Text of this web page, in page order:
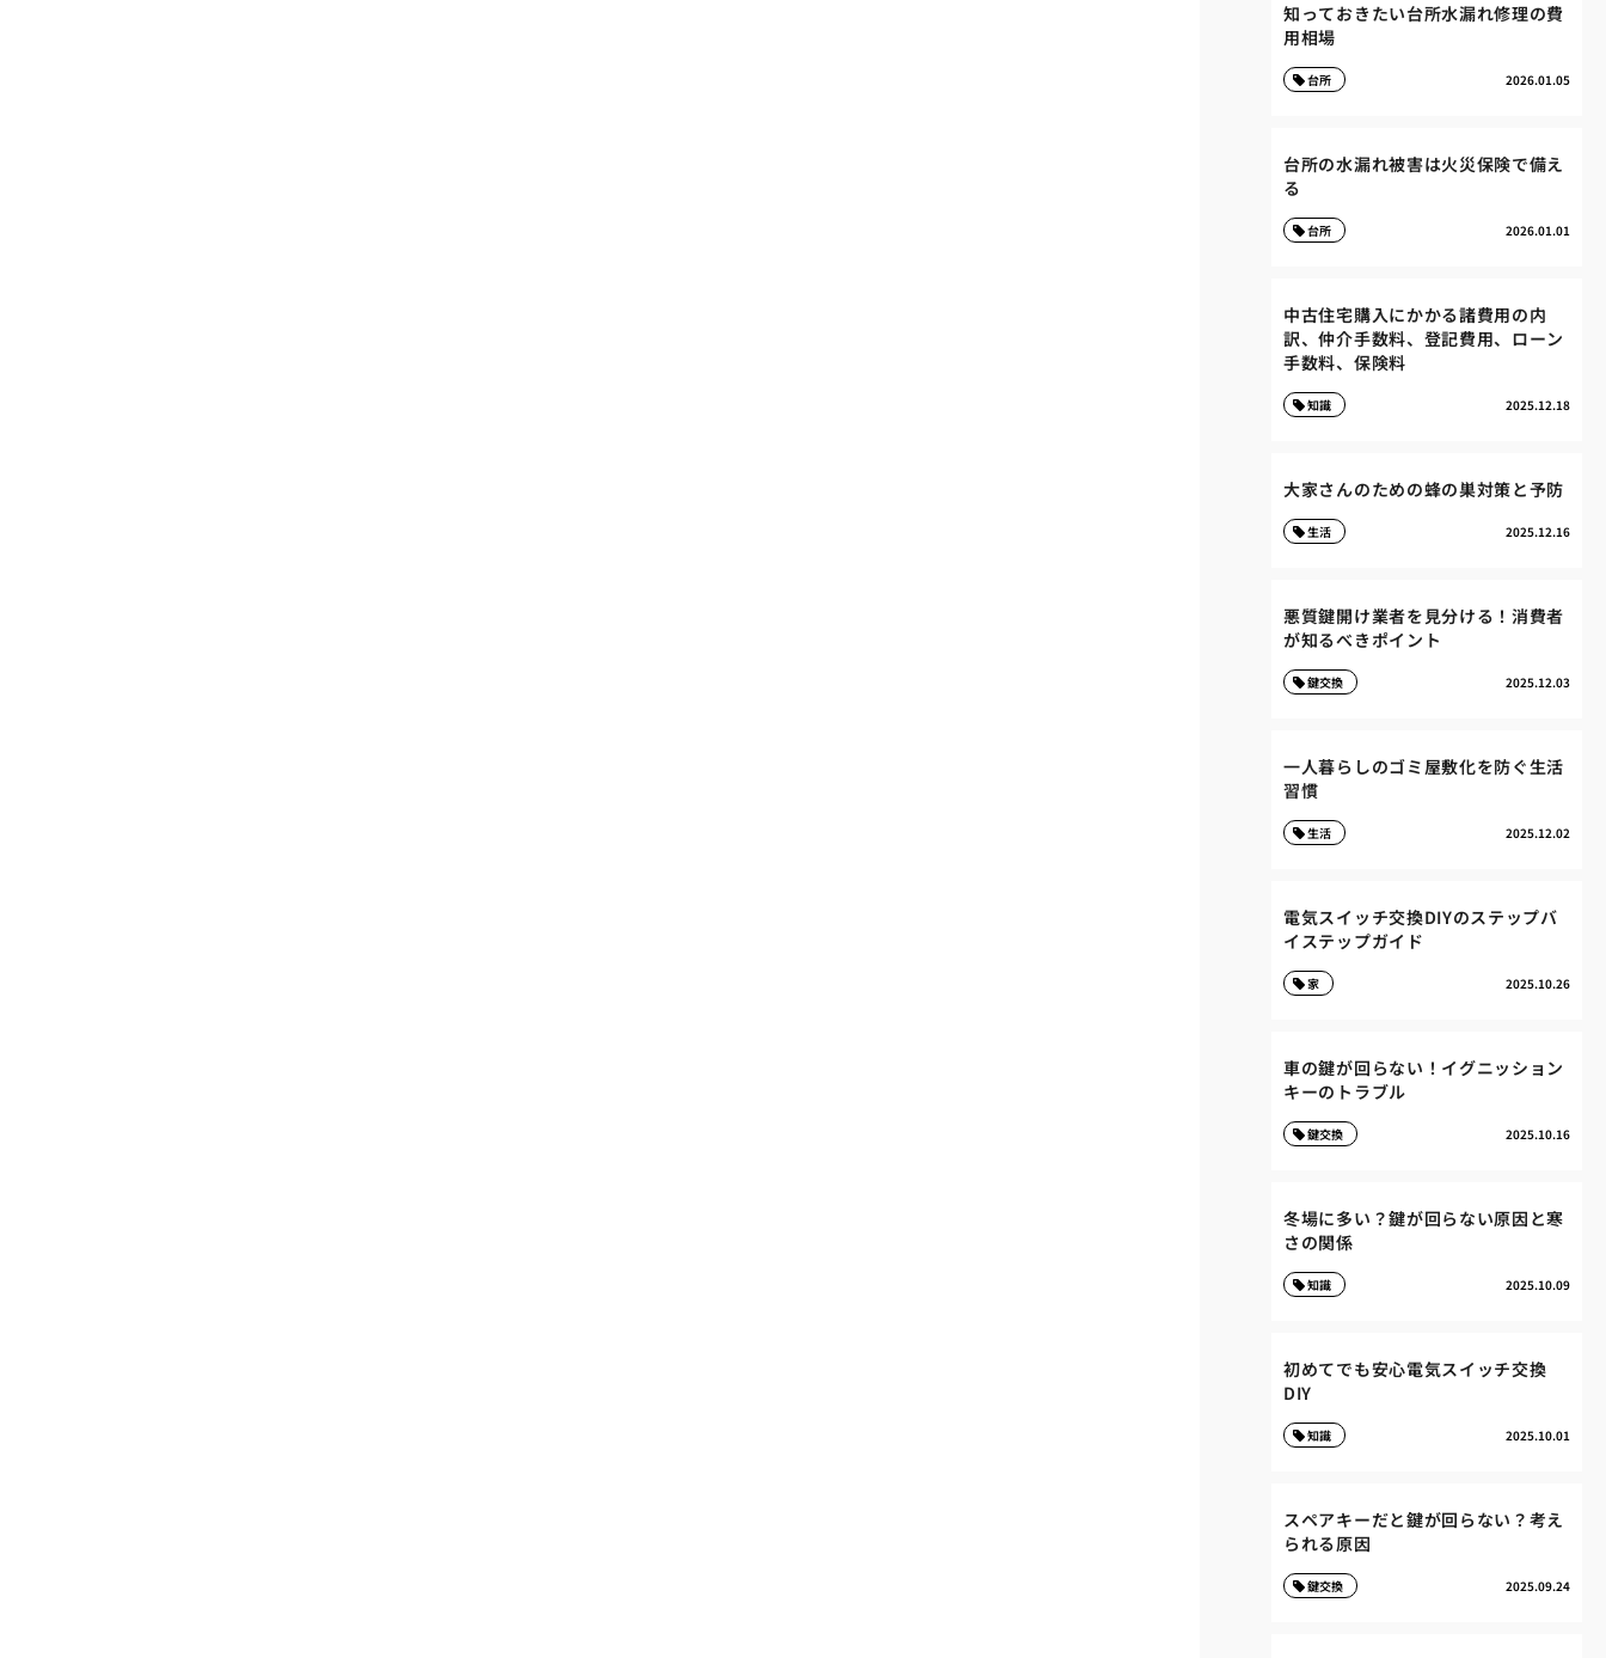
知っておきたい台所水漏れ修理の費
用相場
2026.01.05
台所
台所の水漏れ被害は火災保険で備え
る
2026.01.01
台所
中古住宅購入にかかる諸費用の内
訳、仲介手数料、登記費用、ローン
手数料、保険料
2025.12.18
知識
大家さんのための蜂の巣対策と予防
2025.12.16
生活
悪質鍵開け業者を見分ける！消費者
が知るべきポイント
2025.12.03
鍵交換
一人暮らしのゴミ屋敷化を防ぐ生活
習慣
2025.12.02
生活
電気スイッチ交換DIYのステップバ
イステップガイド
2025.10.26
家
車の鍵が回らない！イグニッション
キーのトラブル
2025.10.16
鍵交換
冬場に多い？鍵が回らない原因と寒
さの関係
2025.10.09
知識
初めてでも安心電気スイッチ交換
DIY
2025.10.01
知識
スペアキーだと鍵が回らない？考え
られる原因
2025.09.24
鍵交換